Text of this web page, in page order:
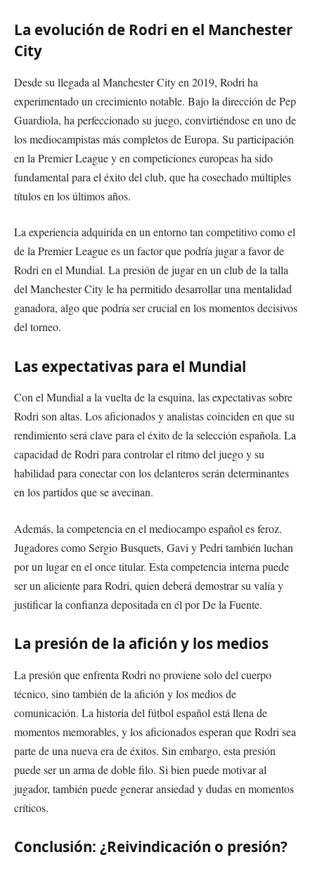
La evolución de Rodri en el Manchester
City
Desde su llegada al Manchester City en 2019, Rodri ha
experimentado un crecimiento notable. Bajo la dirección de Pep
Guardiola, ha perfeccionado su juego, convirtiéndose en uno de
los mediocampistas más completos de Europa. Su participación
en la Premier League y en competiciones europeas ha sido
fundamental para el éxito del club, que ha cosechado múltiples
títulos en los últimos años.
La experiencia adquirida en un entorno tan competitivo como el
de la Premier League es un factor que podría jugar a favor de
Rodri en el Mundial. La presión de jugar en un club de la talla
del Manchester City le ha permitido desarrollar una mentalidad
ganadora, algo que podría ser crucial en los momentos decisivos
del torneo.
Las expectativas para el Mundial
Con el Mundial a la vuelta de la esquina, las expectativas sobre
Rodri son altas. Los aficionados y analistas coinciden en que su
rendimiento será clave para el éxito de la selección española. La
capacidad de Rodri para controlar el ritmo del juego y su
habilidad para conectar con los delanteros serán determinantes
en los partidos que se avecinan.
Además, la competencia en el mediocampo español es feroz.
Jugadores como Sergio Busquets, Gavi y Pedri también luchan
por un lugar en el once titular. Esta competencia interna puede
ser un aliciente para Rodri, quien deberá demostrar su valía y
justificar la confianza depositada en él por De la Fuente.
La presión de la afición y los medios
La presión que enfrenta Rodri no proviene solo del cuerpo
técnico, sino también de la afición y los medios de
comunicación. La historia del fútbol español está llena de
momentos memorables, y los aficionados esperan que Rodri sea
parte de una nueva era de éxitos. Sin embargo, esta presión
puede ser un arma de doble filo. Si bien puede motivar al
jugador, también puede generar ansiedad y dudas en momentos
críticos.
Conclusión: ¿Reivindicación o presión?